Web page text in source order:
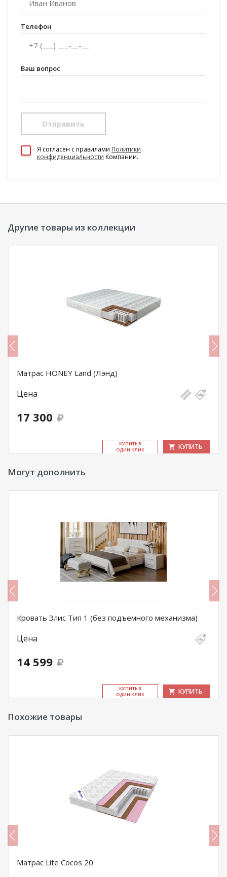
Телефон
Ваш вопрос
Отправить
Я согласен c правилами Политики
конфиденциальности Компании.
Другие товары из коллекции
Матрас HONEY Land (Лэнд)
Цена
17 300
КУ­ПИТЬ В
ОДИН КЛИК
КУПИТЬ
Могут дополнить
Кровать Элис Тип 1 (без подъемного механизма)
Цена
14 599
КУ­ПИТЬ В
ОДИН КЛИК
КУПИТЬ
Похожие товары
Матрас Lite Cocos 20